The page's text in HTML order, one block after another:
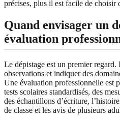
précises, plus il est facile de choisir
Quand envisager un
évaluation
Le dépistage est un premier
observations et indiquer des
Une évaluation professionnelle est
tests scolaires standardisés, des
des échantillons d’écriture,
de classe et les avis de plusieurs